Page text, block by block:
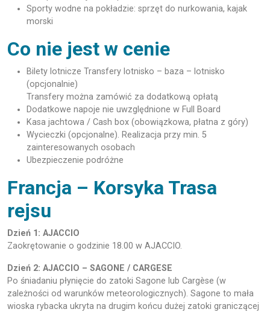
Sporty wodne na pokładzie: sprzęt do nurkowania, kajak
morski
Co nie jest w cenie
Bilety lotnicze Transfery lotnisko – baza – lotnisko
(opcjonalnie)
Transfery można zamówić za dodatkową opłatą
Dodatkowe napoje nie uwzględnione w Full Board
Kasa jachtowa / Cash box (obowiązkowa, płatna z góry)
Wycieczki (opcjonalne). Realizacja przy min. 5
zainteresowanych osobach
Ubezpieczenie podróżne
Francja – Korsyka Trasa
rejsu
Dzień 1: AJACCIO
Zaokrętowanie o godzinie 18.00 w AJACCIO.
Dzień 2: AJACCIO – SAGONE / CARGESE
Po śniadaniu płynięcie do zatoki Sagone lub Cargèse (w
zależności od warunków meteorologicznych). Sagone to mała
wioska rybacka ukryta na drugim końcu dużej zatoki graniczącej